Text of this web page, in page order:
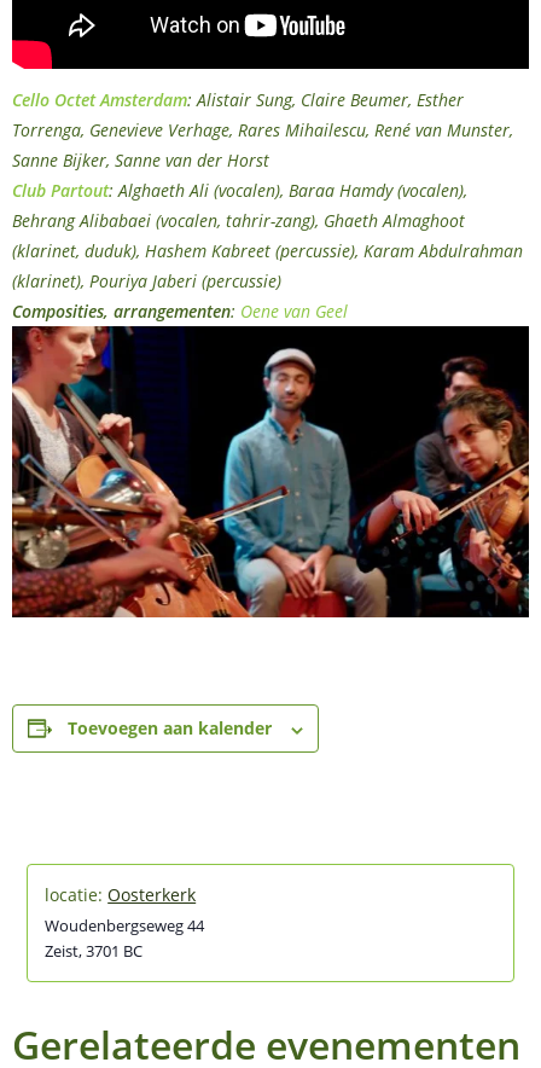
Cello Octet Amsterdam: Alistair Sung, Claire Beumer, Esther
Torrenga, Genevieve Verhage, Rares Mihailescu, René van Munster,
Sanne Bijker, Sanne van der Horst
Club Partout: Alghaeth Ali (vocalen), Baraa Hamdy (vocalen),
Behrang Alibabaei (vocalen, tahrir-zang), Ghaeth Almaghoot
(klarinet, duduk), Hashem Kabreet (percussie), Karam Abdulrahman
(klarinet), Pouriya Jaberi (percussie)
Composities, arrangementen: Oene van Geel
Toevoegen aan kalender
Oosterkerk
Woudenbergseweg 44
Zeist,3701 BC
Gerelateerde evenementen